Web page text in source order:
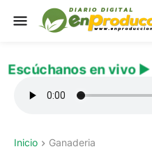
Escúchanos en vivo ▶️
Inicio Ganaderia